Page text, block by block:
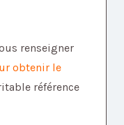
renseigner
obtenir le
référence